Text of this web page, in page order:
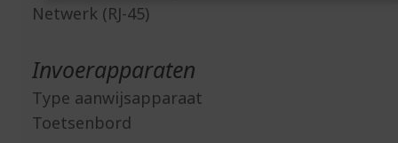
Netwerk (RJ-45)
Invoerapparaten
Type aanwijsapparaat
Toetsenbord